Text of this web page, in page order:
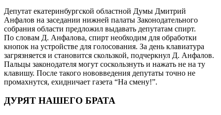
Депутат екатеринбургской областной Думы Дмитрий
Анфалов на заседании нижней палаты Законодательного
собрания области предложил выдавать депутатам спирт.
По словам Д. Анфалова, спирт необходим для обработки
кнопок на устройстве для голосования. За день клавиатура
загрязняется и становится скользкой, подчеркнул Д. Анфалов.
Пальцы законодателя могут соскользнуть и нажать не на ту
клавишу. После такого нововведения депутаты точно не
промахнутся, ехидничает газета “На смену!”.
ДУРЯТ НАШЕГО БРАТА